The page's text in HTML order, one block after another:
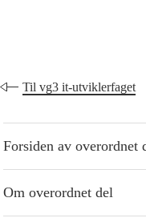
Til vg3 it-utviklerfaget
Forsiden av overordnet
Om overordnet del